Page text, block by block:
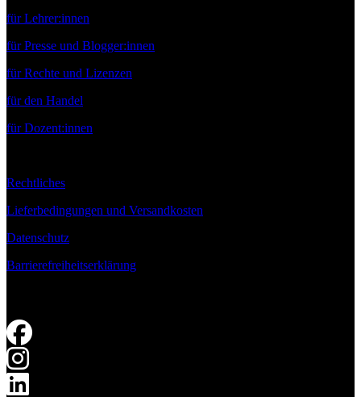
für Lehrer:innen
für Presse und Blogger:innen
für Rechte und Lizenzen
für den Handel
für Dozent:innen
Rechtliches
Lieferbedingungen und Versandkosten
Datenschutz
Barrierefreiheitserklärung